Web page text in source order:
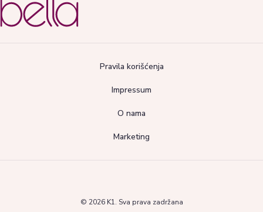
Pravila korišćenja
Impressum
O nama
Marketing
© 2026 K1. Sva prava zadržana